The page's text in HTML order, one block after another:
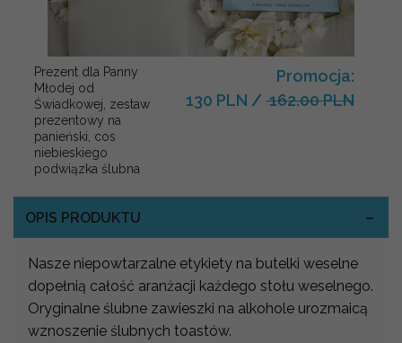
Prezent dla Panny
Młodej od
Świadkowej, zestaw
prezentowy na
panieński, cos
niebieskiego
podwiązka ślubna
Promocja:
130 PLN / 162.00 PLN
OPIS PRODUKTU
Nasze niepowtarzalne etykiety na butelki weselne
dopełnią całość aranżacji każdego stołu weselnego.
Oryginalne ślubne zawieszki na alkohole urozmaicą
wznoszenie ślubnych toastów.